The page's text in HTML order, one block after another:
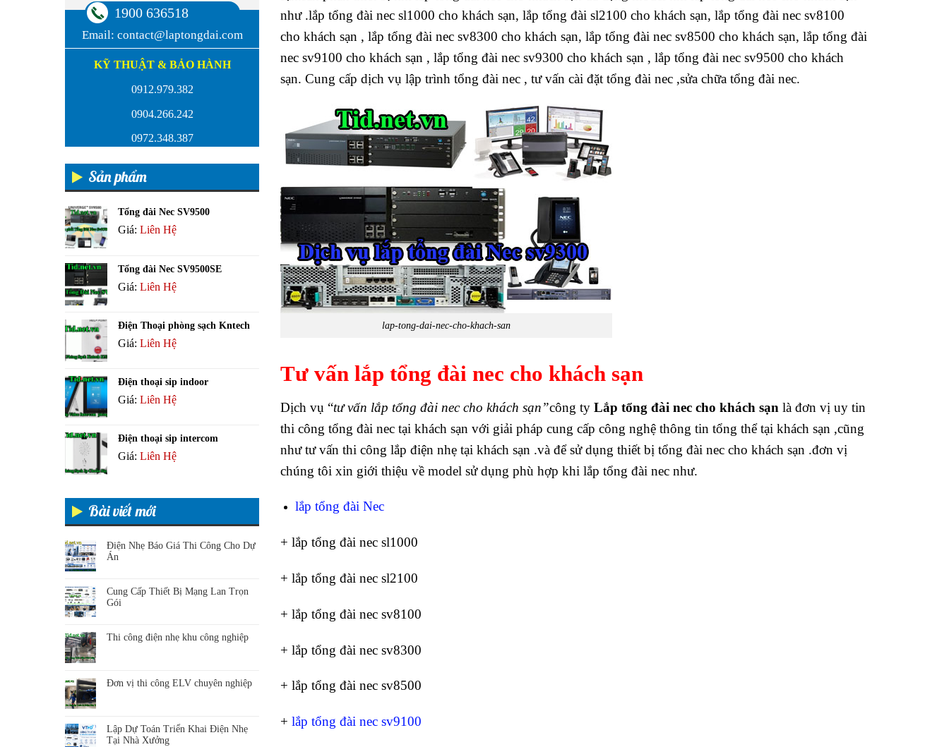
1900 636518
Email: contact@laptongdai.com
KỸ THUẬT & BẢO HÀNH
0912.979.382
0904.266.242
0972.348.387
Sản phẩm
Tổng đài Nec SV9500
Giá: Liên Hệ
Tổng đài Nec SV9500SE
Giá: Liên Hệ
Điện Thoại phòng sạch Kntech
Giá: Liên Hệ
Điện thoại sip indoor
Giá: Liên Hệ
Điện thoại sip intercom
Giá: Liên Hệ
Bài viết mới
Điện Nhẹ Báo Giá Thi Công Cho Dự
Án
Cung Cấp Thiết Bị Mạng Lan Trọn
Gói
Thi công điện nhẹ khu công nghiệp
Đơn vị thi công ELV chuyên nghiệp
Lập Dự Toán Triển Khai Điện Nhẹ
Tại Nhà Xưởng
như .lắp tổng đài nec sl1000 cho khách sạn, lắp tổng đài sl2100 cho khách sạn, lắp tổng đài nec sv8100
cho khách sạn , lắp tổng đài nec sv8300 cho khách sạn, lắp tổng đài nec sv8500 cho khách sạn, lắp tổng đài
nec sv9100 cho khách sạn , lắp tổng đài nec sv9300 cho khách sạn , lắp tổng đài nec sv9500 cho khách
sạn. Cung cấp dịch vụ lập trình tổng đài nec , tư vấn cài đặt tổng đài nec ,sửa chữa tổng đài nec.
lap-tong-dai-nec-cho-khach-san
Tư vấn lắp tổng đài nec cho khách sạn
Dịch vụ “tư vấn lắp tổng đài nec cho khách sạn”công ty Lắp tổng đài nec cho khách sạn là đơn vị uy tin
thi công tổng đài nec tại khách sạn với giải pháp cung cấp công nghệ thông tin tổng thể tại khách sạn ,cũng
như tư vấn thi công lắp điện nhẹ tại khách sạn .và để sử dụng thiết bị tổng đài nec cho khách sạn .đơn vị
chúng tôi xin giới thiệu về model sử dụng phù hợp khi lắp tổng đài nec như.
lắp tổng đài Nec
+ lắp tổng đài nec sl1000
+ lắp tổng đài nec sl2100
+ lắp tổng đài nec sv8100
+ lắp tổng đài nec sv8300
+ lắp tổng đài nec sv8500
+ lắp tổng đài nec sv9100